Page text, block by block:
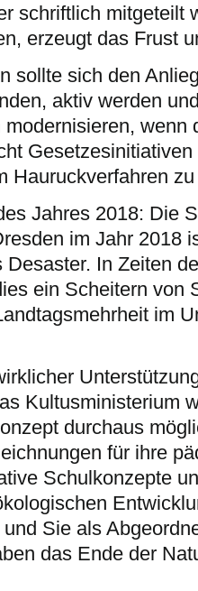
schriftlich mitgeteilt
erzeugt das Frust
sollte sich den
aktiv werden
wenn
Hauruckverfahren
Jahres 2018: Die
im Jahr 2018
In Zeiten
ein Scheitern von
im
Kultusministerium
durchaus
für ihre
Schulkonzepte
Sie als
das Ende der